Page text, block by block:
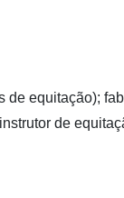
equitação);
de